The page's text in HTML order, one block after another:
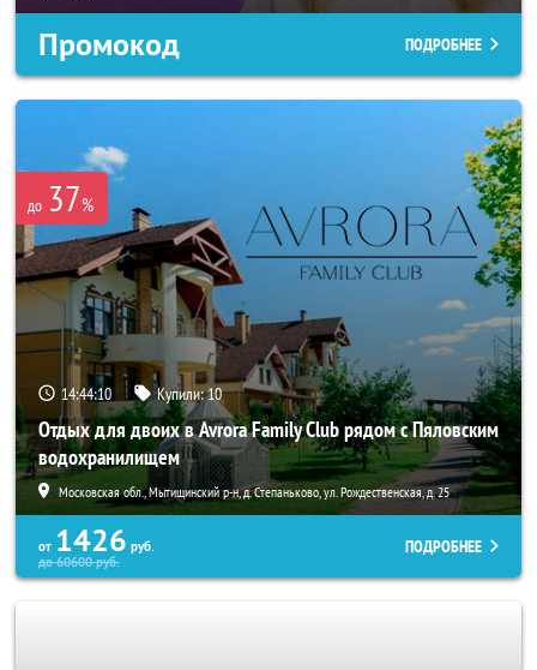
Промокод ПОДРОБНЕЕ
до 37%
14:44:08 Купили:10
Отдых для двоих в Avrora Family Club рядом с Пяловским
водохранилищем
Московская обл., Мытищинский р-н, д. Степаньково, ул. Рождественская, д. 25
от 1426 руб.
до60600руб.
ПОДРОБНЕЕ